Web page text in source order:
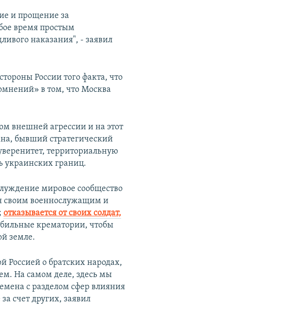
и прощение за
время простым
наказания", - заявил
России того факта, что
в том, что Москва
внешней агрессии и на этот
бывший стратегический
территориальную
украинских границ.
мировое сообщество
своим военнослужащим и
отказывается от своих солдат,
крематории, чтобы
земле.
Россией о братских народах,
На самом деле, здесь мы
с разделом сфер влияния
счет других, заявил